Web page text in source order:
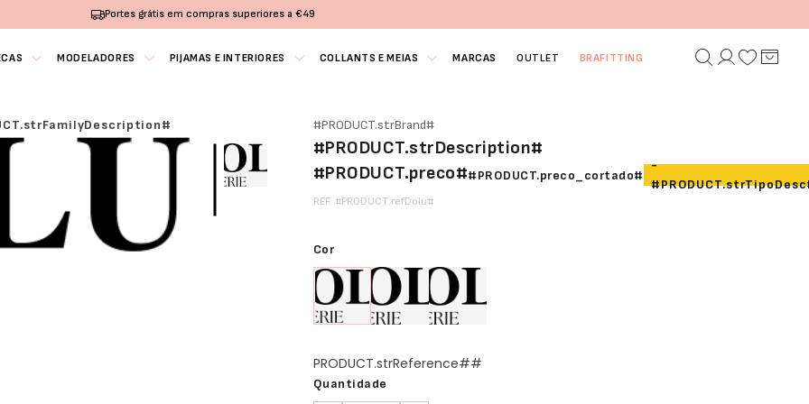
Portes grátis em compras superiores a €49
MODELADORES PIJAMAS E INTERIORES COLLANTS E MEIAS MARCAS OUTLET BRAFITTING
#PRODUCT.strBrand#
#PRODUCT.strDescription#
#PRODUCT.preco##PRODUCT.preco_cortado#
-
REF. #PRODUCT.refDolu#
Cor
PRODUCT.strReference##
Quantidade